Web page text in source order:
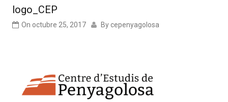
logo_CEP
On octubre 25, 2017 By cepenyagolosa